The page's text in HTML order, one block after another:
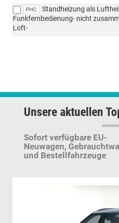
PHC
Standheizung als
Funkfernbedienung- nicht
Loft-
Unsere aktuellen
Sofort verfügbare EU-
Neuwagen,
und Bestellfahrzeuge